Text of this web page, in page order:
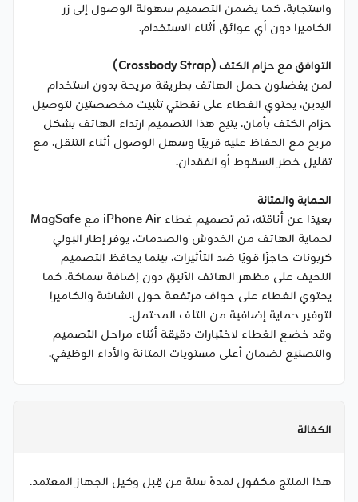
واستجابة. كما يضمن التصميم سهولة الوصول إلى زر
الكاميرا دون أي عوائق أثناء الاستخدام.
التوافق مع حزام الكتف (Crossbody Strap)
لمن يفضلون حمل الهاتف بطريقة مريحة بدون استخدام
اليدين، يحتوي الغطاء على نقطتي تثبيت مخصصتين لتوصيل
حزام الكتف بأمان. يتيح هذا التصميم ارتداء الهاتف بشكل
مريح مع الحفاظ عليه قريبًا وسهل الوصول أثناء التنقل، مع
تقليل خطر السقوط أو الفقدان.
الحماية والمتانة
بعيدًا عن أناقته، تم تصميم غطاء iPhone Air مع MagSafe
لحماية الهاتف من الخدوش والصدمات. يوفر إطار البولي
كربونات حاجزًا قويًا ضد التأثيرات، بينما يحافظ التصميم
النحيف على مظهر الهاتف الأنيق دون إضافة سماكة. كما
يحتوي الغطاء على حواف مرتفعة حول الشاشة والكاميرا
لتوفير حماية إضافية من التلف المحتمل.
وقد خضع الغطاء لاختبارات دقيقة أثناء مراحل التصميم
والتصنيع لضمان أعلى مستويات المتانة والأداء الوظيفي.
الكفالة
هذا المنتج مكفول لمدة سنة من قِبل وكيل الجهاز المعتمد.